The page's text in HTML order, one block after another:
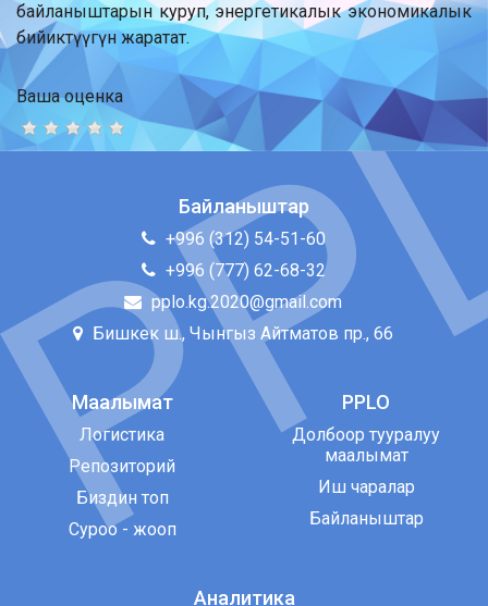
байланыштарын куруп, энергетикалык экономикалык
бийиктүүгүн жаратат.
Ваша оценка
Байланыштар
+996 (312) 54-51-60
+996 (777) 62-68-32
pplo.kg.2020@gmail.com
Бишкек ш., Чынгыз Айтматов пр., 66
Маалымат
Логистика
Репозиторий
Биздин топ
Суроо - жооп
PPLO
Долбоор тууралуу
маалымат
Иш чаралар
Байланыштар
Аналитика